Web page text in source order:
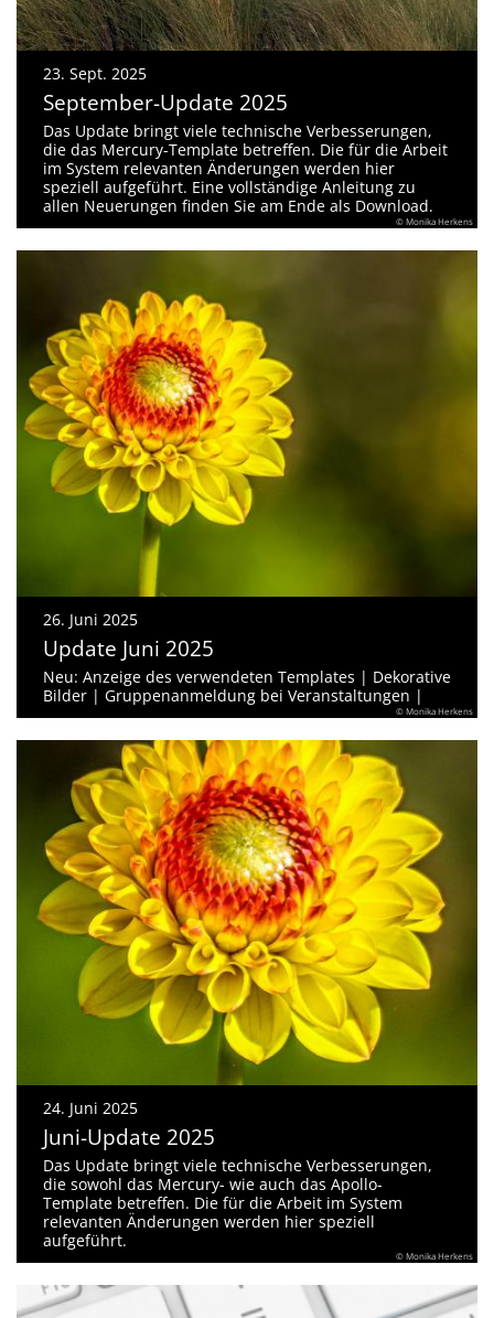
23. Sept. 2025
September-Update 2025
Das Update bringt viele technische Verbesserungen,
die das Mercury-Template betreffen. Die für die Arbeit
im System relevanten Änderungen werden hier
speziell aufgeführt. Eine vollständige Anleitung zu
allen Neuerungen finden Sie am Ende als Download.
© Monika Herkens
26. Juni 2025
Update Juni 2025
Neu: Anzeige des verwendeten Templates | Dekorative
Bilder | Gruppenanmeldung bei Veranstaltungen |
© Monika Herkens
24. Juni 2025
Juni-Update 2025
Das Update bringt viele technische Verbesserungen,
die sowohl das Mercury- wie auch das Apollo-
Template betreffen. Die für die Arbeit im System
relevanten Änderungen werden hier speziell
aufgeführt.
© Monika Herkens